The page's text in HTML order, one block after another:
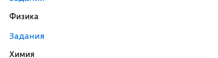
Физика
Задания
Химия